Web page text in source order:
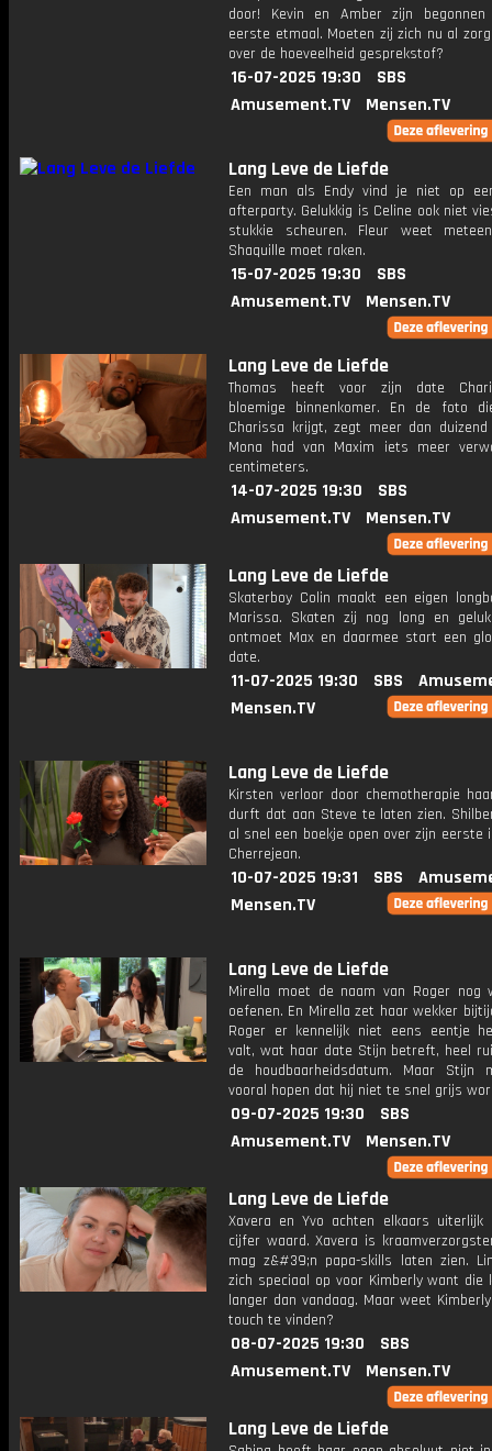
door! Kevin en Amber zijn
eerste etmaal. Moeten zij zich nu al
over de hoeveelheid gesprekstof?
16-07-2025 19:30
SBS
Amusement.TV
Mensen.TV
Lang Leve de Liefde
Een man als Endy vind je niet op
afterparty. Gelukkig is Celine ook niet
stukkie scheuren. Fleur weet
Shaquille moet raken.
15-07-2025 19:30
SBS
Amusement.TV
Mensen.TV
Lang Leve de Liefde
Thomas heeft voor zijn date
bloemige binnenkomer. En de foto
Charissa krijgt, zegt meer dan duizend
Mona had van Maxim iets meer
centimeters.
14-07-2025 19:30
SBS
Amusement.TV
Mensen.TV
Lang Leve de Liefde
Skaterboy Colin maakt een eigen
Marissa. Skaten zij nog long en
ontmoet Max en daarmee start een
date.
11-07-2025 19:30 SBS
Mensen.TV
Lang Leve de Liefde
Kirsten verloor door chemotherapie
durft dat aan Steve te laten zien.
al snel een boekje open over zijn eerste
Cherrejean.
10-07-2025 19:31 SBS
Mensen.TV
Lang Leve de Liefde
Mirella moet de naam van Roger nog
oefenen. En Mirella zet haar wekker
Roger er kennelijk niet eens eentje
valt, wat haar date Stijn betreft, heel
de houdbaarheidsdatum. Maar Stijn
vooral hopen dat hij niet te snel grijs
09-07-2025 19:30
SBS
Amusement.TV
Mensen.TV
Lang Leve de Liefde
Xavera en Yvo achten elkaars uiterlijk
cijfer waard. Xavera is
mag z&#39;n papa-skills laten zien.
zich speciaal op voor Kimberly want die
langer dan vandaag. Maar weet
touch te vinden?
08-07-2025 19:30
SBS
Amusement.TV
Mensen.TV
Lang Leve de Liefde